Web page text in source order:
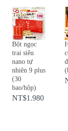
Bột ngọc
trai siêu
nano tự
nhiên 9 plus
(30
bao/hộp)
NT$1.980